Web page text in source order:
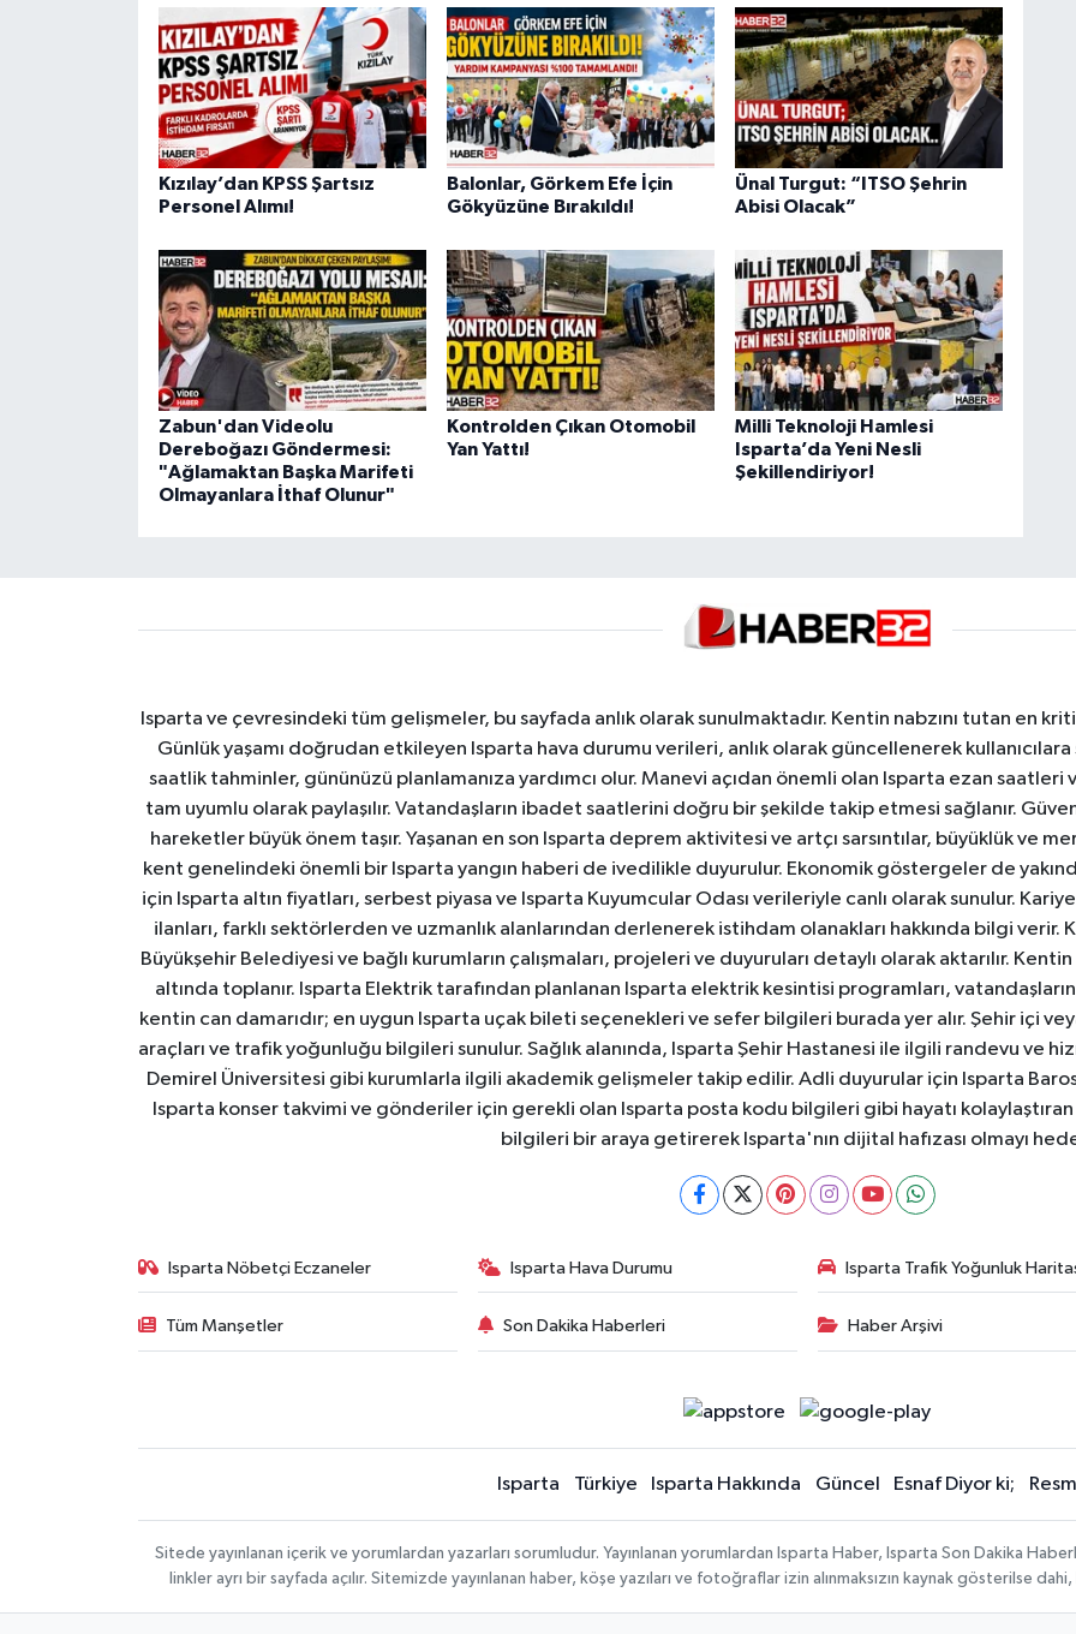
Kızılay’dan KPSS Şartsız
Personel Alımı!
Balonlar, Görkem Efe İçin
Gökyüzüne Bırakıldı!
Ünal Turgut: “ITSO Şehrin
Abisi Olacak”
Zabun'dan Videolu
Dereboğazı Göndermesi:
"Ağlamaktan Başka Marifeti
Olmayanlara İthaf Olunur"
Kontrolden Çıkan Otomobil
Yan Yattı!
Milli Teknoloji Hamlesi
Isparta’da Yeni Nesli
Şekillendiriyor!
Isparta ve çevresindeki tüm gelişmeler, bu sayfada anlık olarak sunulmaktadır. Kentin nabzını tutan en
Günlük yaşamı doğrudan etkileyen Isparta hava durumu verileri, anlık olarak güncellenerek
saatlik tahminler, gününüzü planlamanıza yardımcı olur. Manevi açıdan önemli olan Isparta ezan
tam uyumlu olarak paylaşılır. Vatandaşların ibadet saatlerini doğru bir şekilde takip etmesi sağlanır.
hareketler büyük önem taşır. Yaşanan en son Isparta deprem aktivitesi ve artçı sarsıntılar, büyüklük ve
kent genelindeki önemli bir Isparta yangın haberi de ivedilikle duyurulur. Ekonomik göstergeler de
için Isparta altın fiyatları, serbest piyasa ve Isparta Kuyumcular Odası verileriyle canlı olarak sunulur.
ilanları, farklı sektörlerden ve uzmanlık alanlarından derlenerek istihdam olanakları hakkında bilgi verir.
Büyükşehir Belediyesi ve bağlı kurumların çalışmaları, projeleri ve duyuruları detaylı olarak aktarılır.
altında toplanır. Isparta Elektrik tarafından planlanan Isparta elektrik kesintisi programları,
kentin can damarıdır; en uygun Isparta uçak bileti seçenekleri ve sefer bilgileri burada yer alır. Şehir içi
araçları ve trafik yoğunluğu bilgileri sunulur. Sağlık alanında, Isparta Şehir Hastanesi ile ilgili randevu ve
Demirel Üniversitesi gibi kurumlarla ilgili akademik gelişmeler takip edilir. Adli duyurular için Isparta
Isparta konser takvimi ve gönderiler için gerekli olan Isparta posta kodu bilgileri gibi hayatı
bilgileri bir araya getirerek Isparta'nın dijital hafızası olmayı
Isparta Nöbetçi Eczaneler Isparta Hava Durumu Isparta Trafik Yoğunluk
Tüm Manşetler Son Dakika Haberleri Haber Arşivi
Isparta Türkiye Isparta Hakkında Güncel Esnaf Diyor ki;
Sitede yayınlanan içerik ve yorumlardan yazarları sorumludur. Yayınlanan yorumlardan Isparta Haber, Isparta Son Dakika
linkler ayrı bir sayfada açılır. Sitemizde yayınlanan haber, köşe yazıları ve fotoğraflar izin alınmaksızın kaynak gösterilse